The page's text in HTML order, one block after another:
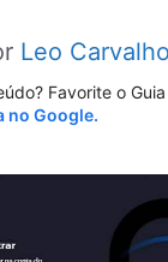
Leo Carvalho
Favorite o
no Google.